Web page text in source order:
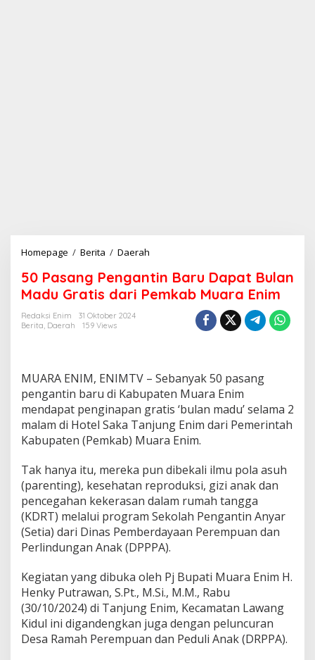
Homepage / Berita / Daerah
P
a
s
n
g
a
n
t
i
B
a
r
u
D
a
p
B
u
l
a
n
M
50 Pasang Pengantin Baru Dapat Bulan
Madu Gratis dari Pemkab Muara Enim
Redaksi Enim
31 Oktober 2024
Berita, Daerah 159 Views
MUARA ENIM, ENIMTV – Sebanyak 50 pasang
pengantin baru di Kabupaten Muara Enim
mendapat penginapan gratis ‘bulan madu’ selama 2
malam di Hotel Saka Tanjung Enim dari Pemerintah
Kabupaten (Pemkab) Muara Enim.
Tak hanya itu, mereka pun dibekali ilmu pola asuh
(parenting), kesehatan reproduksi, gizi anak dan
pencegahan kekerasan dalam rumah tangga
(KDRT) melalui program Sekolah Pengantin Anyar
(Setia) dari Dinas Pemberdayaan Perempuan dan
Perlindungan Anak (DPPPA).
Kegiatan yang dibuka oleh Pj Bupati Muara Enim H.
Henky Putrawan, S.Pt., M.Si., M.M., Rabu
(30/10/2024) di Tanjung Enim, Kecamatan Lawang
Kidul ini digandengkan juga dengan peluncuran
Desa Ramah Perempuan dan Peduli Anak (DRPPA).